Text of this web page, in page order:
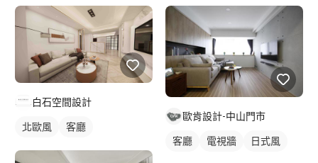
與商品部施工圖繪製設計
白石空間設計
北歐風 客廳
歐肯設計-中山門市
客廳 電視牆 日式風